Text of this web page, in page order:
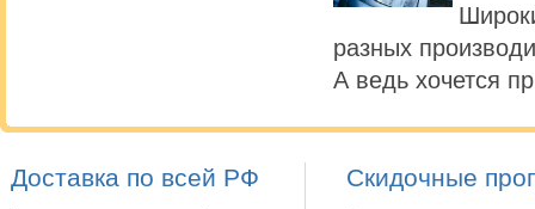
разных
А ведь хочется
Доставка по всей РФ Скидочные